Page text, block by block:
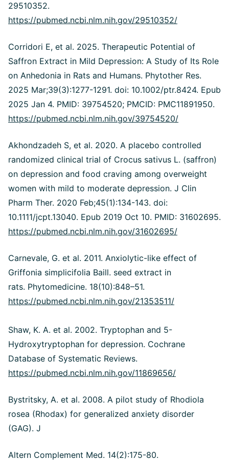
29510352.
https://pubmed.ncbi.nlm.nih.gov/29510352/
Corridori E, et al. 2025. Therapeutic Potential of
Saffron Extract in Mild Depression: A Study of Its Role
on Anhedonia in Rats and Humans. Phytother Res.
2025 Mar;39(3):1277-1291. doi: 10.1002/ptr.8424. Epub
2025 Jan 4. PMID: 39754520; PMCID: PMC11891950.
https://pubmed.ncbi.nlm.nih.gov/39754520/
Akhondzadeh S, et al. 2020. A placebo controlled
randomized clinical trial of Crocus sativus L. (saffron)
on depression and food craving among overweight
women with mild to moderate depression. J Clin
Pharm Ther. 2020 Feb;45(1):134-143. doi:
10.1111/jcpt.13040. Epub 2019 Oct 10. PMID: 31602695.
https://pubmed.ncbi.nlm.nih.gov/31602695/
Carnevale, G. et al. 2011. Anxiolytic-like effect of
Griffonia simplicifolia Baill. seed extract in
rats. Phytomedicine. 18(10):848–51.
https://pubmed.ncbi.nlm.nih.gov/21353511/
Shaw, K. A. et al. 2002. Tryptophan and 5-
Hydroxytryptophan for depression. Cochrane
Database of Systematic Reviews.
https://pubmed.ncbi.nlm.nih.gov/11869656/
Bystritsky, A. et al. 2008. A pilot study of Rhodiola
rosea (Rhodax) for generalized anxiety disorder
(GAG). J
Altern Complement Med. 14(2):175-80.